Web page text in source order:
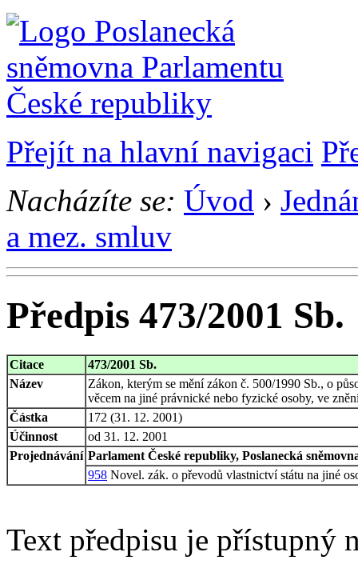
Přejít na hlavní navigaci
Nacházíte se: Úvod ›
a mez. smluv
Předpis 473/2001 Sb.
Citace
473/2001 Sb.
Název
Zákon, kterým se mění zákon č. 500/1990 Sb., o
věcem na jiné právnické nebo fyzické osoby, ve
Částka
172 (31. 12. 2001)
Účinnost
od 31. 12. 2001
Projednávání Parlament České republiky, Poslanecká
958 Novel. zák. o převodů vlastnictví státu na jiné
Text předpisu je přístupný